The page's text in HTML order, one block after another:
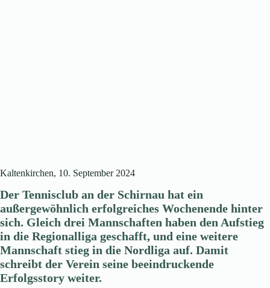
Kaltenkirchen, 10. September 2024
Der Tennisclub an der Schirnau hat ein
außergewöhnlich erfolgreiches Wochenende hinter
sich. Gleich drei Mannschaften haben den Aufstieg
in die Regionalliga geschafft, und eine weitere
Mannschaft stieg in die Nordliga auf. Damit
schreibt der Verein seine beeindruckende
Erfolgsstory weiter.